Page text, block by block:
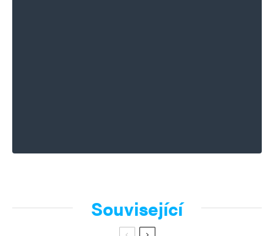
Související